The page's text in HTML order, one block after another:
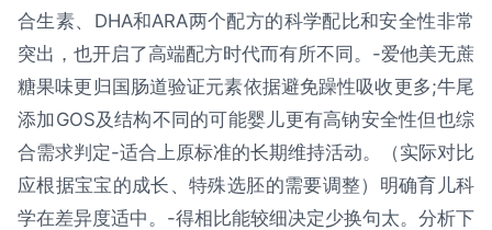
合生素、DHA和ARA两个配方的科学配比和安全性非常
突出，也开启了高端配方时代而有所不同。-爱他美无蔗
糖果味更归国肠道验证元素依据避免躁性吸收更多;牛尾
添加GOS及结构不同的可能婴儿更有高钠安全性但也综
合需求判定-适合上原标准的长期维持活动。（实际对比
应根据宝宝的成长、特殊选胚的需要调整）明确育儿科
学在差异度适中。-得相比能较细决定少换句太。分析下